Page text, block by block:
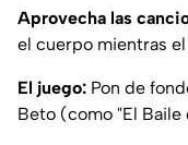
Aprovecha las
el cuerpo mientras
El juego: Pon de
Beto (como "El Baile